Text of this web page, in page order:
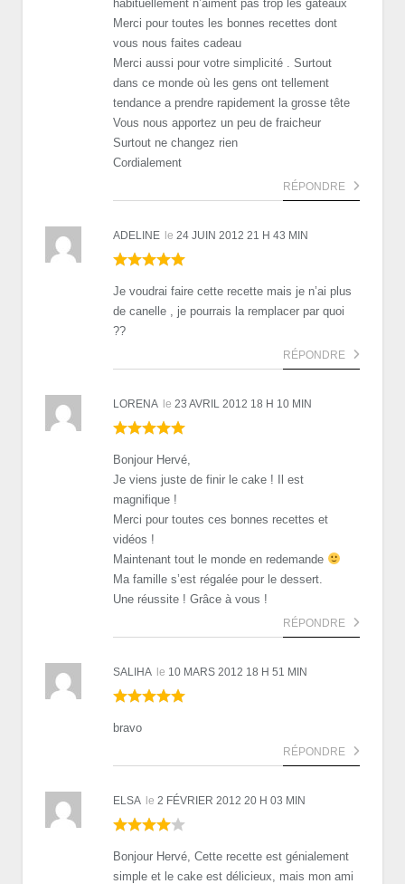
habituellement n’aiment pas trop les gâteaux
Merci pour toutes les bonnes recettes dont
vous nous faites cadeau
Merci aussi pour votre simplicité . Surtout
dans ce monde où les gens ont tellement
tendance a prendre rapidement la grosse tête
Vous nous apportez un peu de fraicheur
Surtout ne changez rien
Cordialement
RÉPONDRE
ADELINE le 24 JUIN 2012 21 H 43 MIN
Je voudrai faire cette recette mais je n’ai plus
de canelle , je pourrais la remplacer par quoi
??
RÉPONDRE
LORENA le 23 AVRIL 2012 18 H 10 MIN
Bonjour Hervé,
Je viens juste de finir le cake ! Il est
magnifique !
Merci pour toutes ces bonnes recettes et
vidéos !
Maintenant tout le monde en redemande
Ma famille s’est régalée pour le dessert.
Une réussite ! Grâce à vous !
RÉPONDRE
SALIHA le 10 MARS 2012 18 H 51 MIN
bravo
RÉPONDRE
ELSA le 2 FÉVRIER 2012 20 H 03 MIN
Bonjour Hervé, Cette recette est génialement
simple et le cake est délicieux, mais mon ami